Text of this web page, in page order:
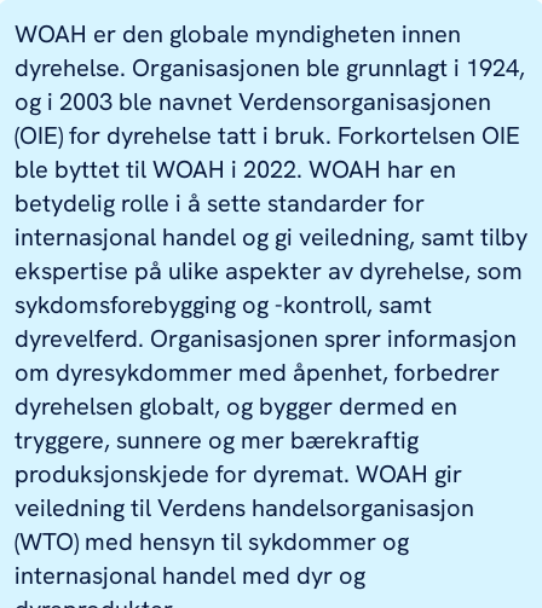
Malawier et prosjekt som har fokus
på å bygge én helse-kompetanse på
universitetsnivå.Les mer her.
Norad-prosjektet One Health –
kontroll av zoonotiske sykdommer og
antibiotikaresistens i
melkeverdikjeden i Malawi, Etiopia og
Tanzania».Les mer her.
Deltakelse i NORAD-programmet
«Fisk for utvikling»i Ghana og
Colombia (Fish Health Management).
Les mer her.
Økt kunnskap om antibiotikaresistens
(AMR) i Tanzania, ved bruk av en én
helse-tilnærming. Hovedmålet er å
redusere utviklingen og spredningen
av AMR.Les mer her.
WOAH er den globale myndigheten innen
dyrehelse. Organisasjonen ble grunnlagt i 1924,
og i 2003 ble navnet Verdensorganisasjonen
(OIE) for dyrehelse tatt i bruk. Forkortelsen OIE
ble byttet til WOAH i 2022. WOAH har en
betydelig rolle i å sette standarder for
internasjonal handel og gi veiledning, samt tilby
ekspertise på ulike aspekter av dyrehelse, som
sykdomsforebygging og -kontroll, samt
dyrevelferd. Organisasjonen sprer informasjon
om dyresykdommer med åpenhet, forbedrer
dyrehelsen globalt, og bygger dermed en
tryggere, sunnere og mer bærekraftig
produksjonskjede for dyremat. WOAH gir
veiledning til Verdens handelsorganisasjon
(WTO) med hensyn til sykdommer og
internasjonal handel med dyr og